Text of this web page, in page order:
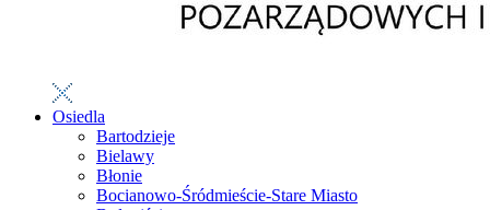
Osiedla
Bartodzieje
Bielawy
Błonie
Bocianowo-Śródmieście-Stare Miasto